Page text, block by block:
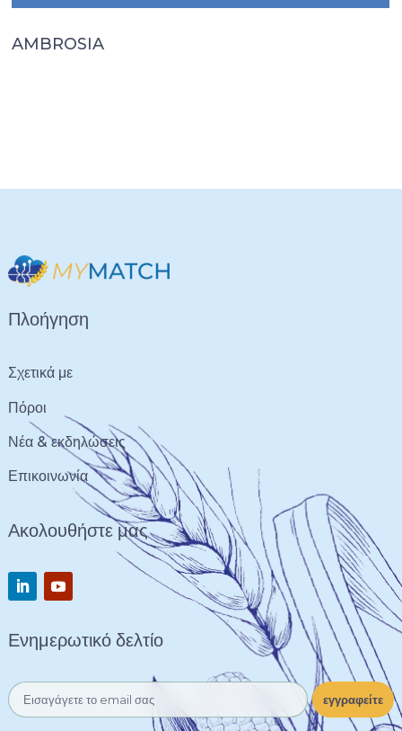
AMBROSIA
Πλοήγηση
Σχετικά με
Πόροι
Νέα & εκδηλώσεις
Επικοινωνία
Ακολουθήστε μας
Ενημερωτικό δελτίο